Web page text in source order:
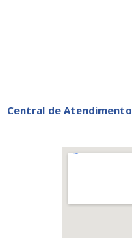
Central de Atendimento